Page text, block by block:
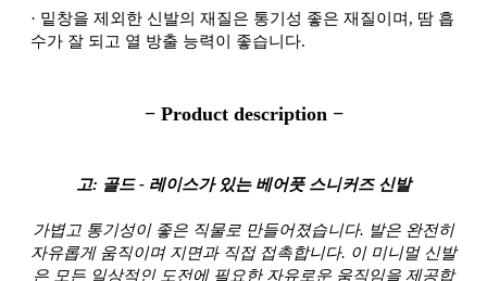
· 밑창을 제외한 신발의 재질은 통기성 좋은 재질이며, 땀 흡
수가 잘 되고 열 방출 능력이 좋습니다.
− Product description −
고: 골드 - 레이스가 있는 베어풋 스니커즈 신발
가볍고 통기성이 좋은 직물로 만들어졌습니다. 발은 완전히
자유롭게 움직이며 지면과 직접 접촉합니다. 이 미니멀 신발
은 모든 일상적인 도전에 필요한 자유로운 움직임을 제공합